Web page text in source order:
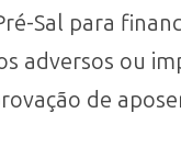
Sal para
adversos ou
de